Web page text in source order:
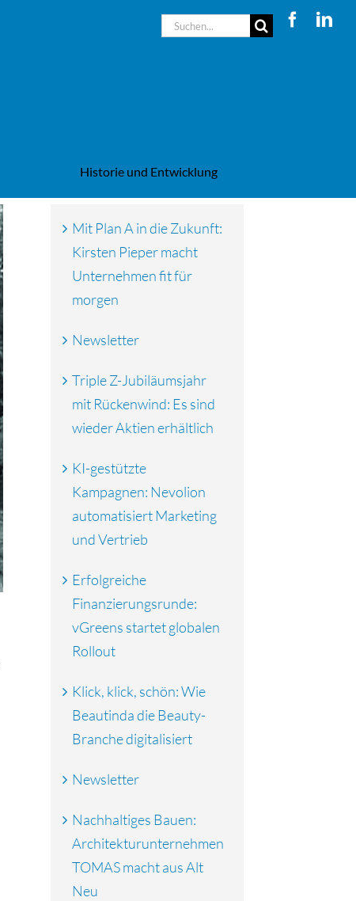
Suche
Historie und Entwicklung
Mit Plan A in die Zukunft:
Kirsten Pieper macht
Unternehmen fit für
morgen
Newsletter
Triple Z-Jubiläumsjahr
mit Rückenwind: Es sind
wieder Aktien erhältlich
KI-gestützte
Kampagnen: Nevolion
automatisiert Marketing
und Vertrieb
Erfolgreiche
Finanzierungsrunde:
vGreens startet globalen
Rollout
Klick, klick, schön: Wie
Beautinda die Beauty-
Branche digitalisiert
Newsletter
Nachhaltiges Bauen:
Architekturunternehmen
TOMAS macht aus Alt
Neu